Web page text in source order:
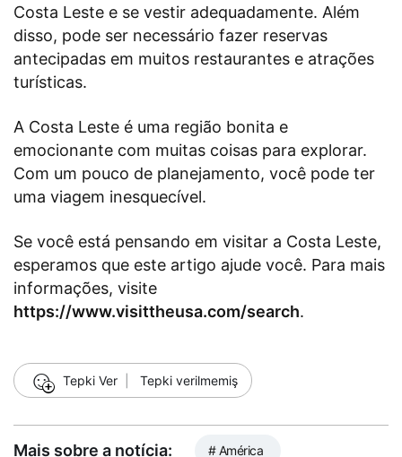
Costa Leste e se vestir adequadamente. Além
disso, pode ser necessário fazer reservas
antecipadas em muitos restaurantes e atrações
turísticas.
A Costa Leste é uma região bonita e
emocionante com muitas coisas para explorar.
Com um pouco de planejamento, você pode ter
uma viagem inesquecível.
Se você está pensando em visitar a Costa Leste,
esperamos que este artigo ajude você. Para mais
informações, visite
https://www.visittheusa.com/search.
☺ Tepki Ver Tepki verilmemiş
Mais sobre a notícia: # América